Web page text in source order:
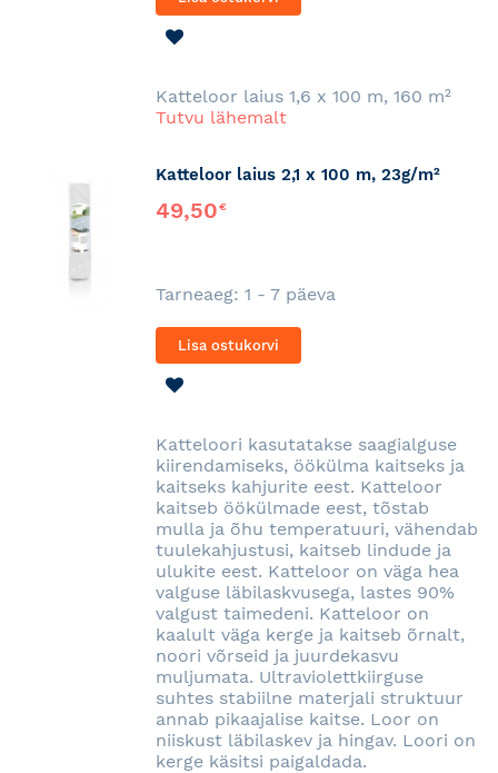
Katteloor laius 1,6 x 100 m, 160 m²
Tutvu lähemalt
Katteloor laius 2,1 x 100 m, 23g/m²
49,50€
Tarneaeg: 1 - 7 päeva
Lisa ostukorvi
Katteloori kasutatakse saagialguse
kiirendamiseks, öökülma kaitseks ja
kaitseks kahjurite eest. Katteloor
kaitseb öökülmade eest, tõstab
mulla ja õhu temperatuuri, vähendab
tuulekahjustusi, kaitseb lindude ja
ulukite eest. Katteloor on väga hea
valguse läbilaskvusega, lastes 90%
valgust taimedeni. Katteloor on
kaalult väga kerge ja kaitseb õrnalt,
noori võrseid ja juurdekasvu
muljumata. Ultraviolettkiirguse
suhtes stabiilne materjali struktuur
annab pikaajalise kaitse. Loor on
niiskust läbilaskev ja hingav. Loori on
kerge käsitsi paigaldada.